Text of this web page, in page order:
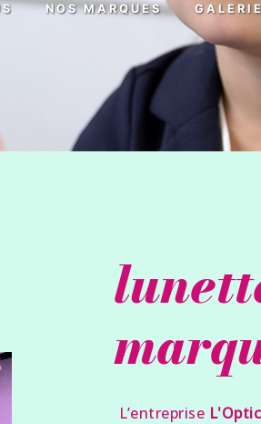
NOS MARQUES
L’entreprise